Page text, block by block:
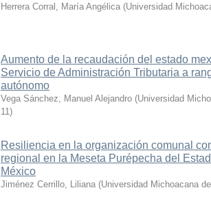
Herrera Corral, María Angélica (Universidad
Aumento de la recaudación del estado
Servicio de Administración Tributaria a
autónomo
Vega Sánchez, Manuel Alejandro (Universidad
11)
Resiliencia en la organización comunal
regional en la Meseta Purépecha del
México
Jiménez Cerrillo, Liliana (Universidad Michoacana